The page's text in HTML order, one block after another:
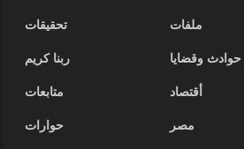
ملفات
تحقيقات
حوادث وقضايا
ربنا كريم
أقتصاد
متابعات
مصر
حوارات